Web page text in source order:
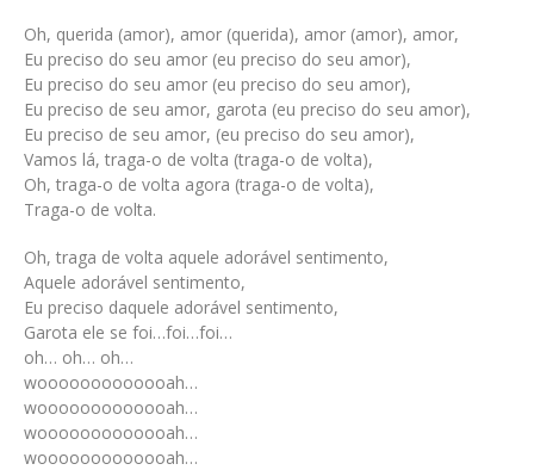
Oh, querida (amor), amor (querida), amor (amor), amor,
Eu preciso do seu amor (eu preciso do seu amor),
Eu preciso do seu amor (eu preciso do seu amor),
Eu preciso de seu amor, garota (eu preciso do seu amor),
Eu preciso de seu amor, (eu preciso do seu amor),
Vamos lá, traga-o de volta (traga-o de volta),
Oh, traga-o de volta agora (traga-o de volta),
Traga-o de volta.
Oh, traga de volta aquele adorável sentimento,
Aquele adorável sentimento,
Eu preciso daquele adorável sentimento,
Garota ele se foi…foi…foi…
oh… oh… oh…
wooooooooooooah…
wooooooooooooah…
wooooooooooooah…
wooooooooooooah…